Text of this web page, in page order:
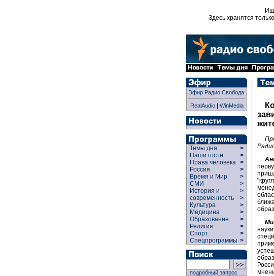
Здесь хранятся
Эфир Радио Свобода
RealAudio| WinMedia
Темы дня
>
Наши гости
>
Права человека >
Россия
>
Время и Мир
>
СМИ
>
История и
современность
>
>
Культура
>
Медицина
>
Образование
>
Религия
>
Спорт
>
Спецпрограммы >
подробный запрос